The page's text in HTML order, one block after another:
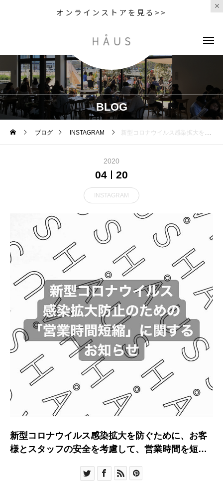
オンラインストアを見る>>
BLOG
ブログ INSTAGRAM 新型コロナウイルス感染拡大を防ぐために、お客様とスタッフの安全を考慮して、営業時間を短縮させていただくことといたしました。 ．＜営業時間の変更＞ ．2020年4月21日（火）より当面の間open11:00 close20:00 ．︎open11:00 close19:00とさせて頂きます。通常より1時間早い閉店となりますのでご了承下さいませ。お客様におかれましては、ご来店いただく際にはマスクをできる限りご着用ください。出入口には、次亜塩素酸消毒液を用意しておりますので、ご来店の際には、手指の消毒にご協力ください。お客様にはご不便をおかけいたしますが、感染拡大防止に何卒ご理解ご協力を賜りますようお願い申し上げます。 ※今後の新型コロナウイルス感染症の感染状況、政府・自治体からの要請等によっては、営業時間を変更することがございます。その場合にはインスタ、Facebookにて随時お知らせいたします。
2020
04 20
INSTAGRAM
新型コロナウイルス感染拡大を防ぐために、お客
様とスタッフの安全を考慮して、営業時間を短縮
間の変更＞ ．2020年4月21日（火）より当面の間